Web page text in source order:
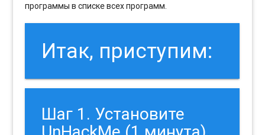
программы в списке всех программ.
Итак, приступим:
Шаг 1. Установите